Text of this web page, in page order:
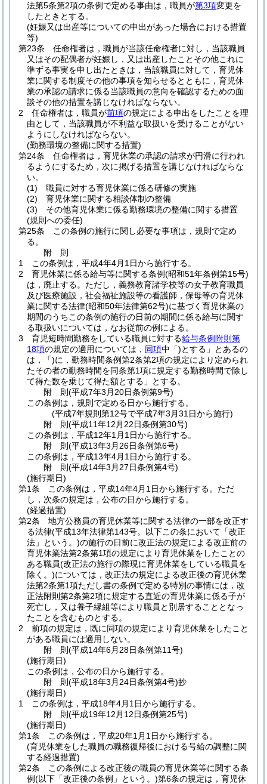
法第5条第2項の条例で定める事由は，職員が第3項変更を
したときとする。
(妊娠又は出産等についての申出があった場合における措置
等)
第23条
任命権者は，職員が当該任命権者に対し，当該職員
又はその配偶者が妊娠し，又は出産したことその他これに
準ずる事実を申し出たときは，当該職員に対して，育児休
業に関する制度その他の事項を知らせるとともに，育児休
業の承認の請求に係る当該職員の意向を確認するための面
談その他の措置を講じなければならない。
2
任命権者は，職員が前項の規定による申出をしたことを理
由として，当該職員が不利益な取扱いを受けることがない
ようにしなければならない。
(勤務環境の整備に関する措置)
第24条
任命権者は，育児休業の承認の請求が円滑に行われ
るようにするため，次に掲げる措置を講じなければならな
い。
(1)
職員に対する育児休業に係る研修の実施
(2)
育児休業に関する相談体制の整備
(3)
その他育児休業に係る勤務環境の整備に関する措置
(規則への委任)
第25条
この条例の施行に関し必要な事項は，規則で定め
る。
附 則
1
この条例は，平成4年4月1日から施行する。
2
育児休業に係る給与等に関する条例(昭和51年条例第15号)
は，廃止する。 ただし，義務教育諸学校等の女子教育職員
及び医療施設，社会福祉施設等の看護師，保母等の育児休
業に関する法律(昭和50年法律第62号)に基づく育児休業の
期間のうちこの条例の施行の日前の期間に係る給与に関す
る取扱いについては，なお従前の例による。
3
育児短時間勤務をしている職員に対する給与条例附則第
18項の規定の適用については， 同項中「)とする」とあるの
は，「)に，勤務時間条例第2条第2項の規定により定められ
たその者の勤務時間を同条第1項に規定する勤務時間で除し
て得た数を乗じて得た額とする」とする。
附 則(平成7年3月20日条例第9号)
この条例は，規則で定める日から施行する。
(平成7年規則第12号で平成7年3月31日から施行)
附 則(平成11年12月22日条例第30号)
この条例は，平成12年1月1日から施行する。
附 則(平成13年3月26日条例第6号)
この条例は，平成13年4月1日から施行する。
附 則(平成14年3月27日条例第4号)
(施行期日)
第1条
この条例は，平成14年4月1日から施行する。 ただ
し，次条の規定は，公布の日から施行する。
(経過措置)
第2条
地方公務員の育児休業等に関する法律の一部を改正す
る法律(平成13年法律第143号。以下この条において「改正
法」という。)の施行の日前に改正法の規定による改正前の
育児休業法第2条第1項の規定により育児休業をしたことの
ある職員(改正法の施行の際現に育児休業をしている職員を
除く。)については，改正法の規定による改正後の育児休業
法第2条第1項ただし書の条例で定める特別の事情には，改
正法附則第2条第2項に規定する直近の育児休業に係る子が
死亡し，又は養子縁組等により職員と別居することとなっ
たことを含むものとする。
2
前項の規定は，既に同項の規定により育児休業をしたこと
がある職員には適用しない。
附 則(平成14年6月28日条例第11号)
(施行期日)
この条例は，公布の日から施行する。
附 則(平成18年3月24日条例第4号)抄
(施行期日)
1
この条例は，平成18年4月1日から施行する。
附 則(平成19年12月12日条例第25号)
(施行期日)
第1条
この条例は，平成20年1月1日から施行する。
(育児休業をした職員の職務復帰後における号給の調整に関
する経過措置)
第2条
この条例による改正後の職員の育児休業等に関する条
例(以下「改正後の条例」という。)第6条の規定は，育児休